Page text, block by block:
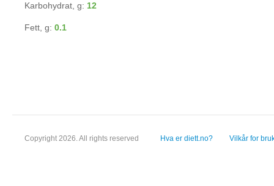
Karbohydrat, g: 12
Fett, g: 0.1
Copyright 2026. All rights reserved Hva er diett.no? Vilkår for